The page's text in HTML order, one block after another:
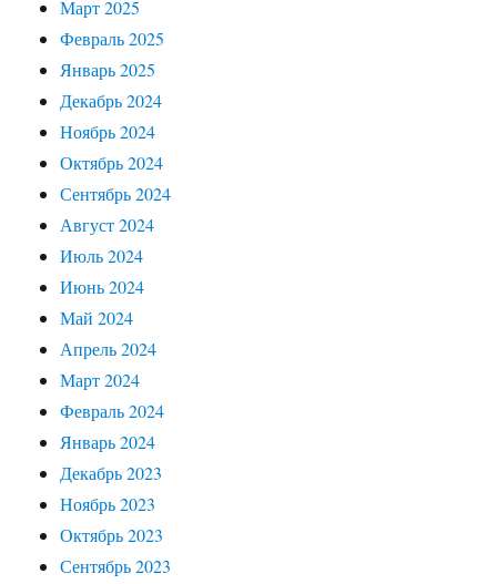
Март 2025
Февраль 2025
Январь 2025
Декабрь 2024
Ноябрь 2024
Октябрь 2024
Сентябрь 2024
Август 2024
Июль 2024
Июнь 2024
Май 2024
Апрель 2024
Март 2024
Февраль 2024
Январь 2024
Декабрь 2023
Ноябрь 2023
Октябрь 2023
Сентябрь 2023